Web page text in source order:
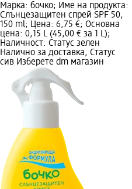
Марка: бочко; Име на продукта:
Слънцезащитен спрей SPF 50,
150 ml; Цена: 6,75 €; Основна
цена: 0,15 L (45,00 € за 1 L);
Наличност: Статус зелен
Налично за доставка, Статус
сив Изберете dm магазин